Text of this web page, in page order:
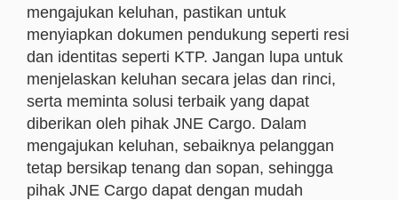
mengajukan keluhan, pastikan untuk
menyiapkan dokumen pendukung seperti resi
dan identitas seperti KTP. Jangan lupa untuk
menjelaskan keluhan secara jelas dan rinci,
serta meminta solusi terbaik yang dapat
diberikan oleh pihak JNE Cargo. Dalam
mengajukan keluhan, sebaiknya pelanggan
tetap bersikap tenang dan sopan, sehingga
pihak JNE Cargo dapat dengan mudah